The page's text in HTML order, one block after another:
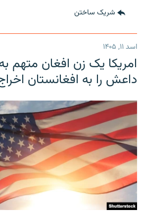
شریک ساختن
اسد ۱۱, ۱۴۰۵
امریکا یک زن افغان متهم
داعش را به افغانستان